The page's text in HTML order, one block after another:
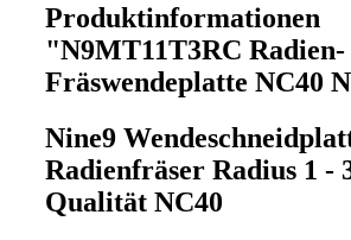
Produktinformationen
"N9MT11T3RC Radien-
Fräswendeplatte NC40
Nine9
Radienfräser Radius 1 -
Qualität NC40